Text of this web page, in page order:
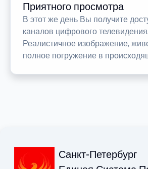
Приятного просмотра
В этот же день Вы получите
каналов цифрового телевидения.
Реалистичное изображение,
полное погружение в
Санкт-Петербург